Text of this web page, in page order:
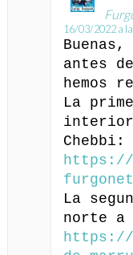
16/03/2022 a
antes
hemos
La
interior
Chebbi:
https://
La
norte a
https://